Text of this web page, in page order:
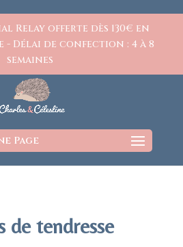
Relay offerte dès 130€ en
- Délai de confection : 4 à 8
semaines
Page
de tendresse